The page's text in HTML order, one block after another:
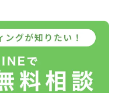
やかに撮影を進めさせて
ャッターを切る手が止ま